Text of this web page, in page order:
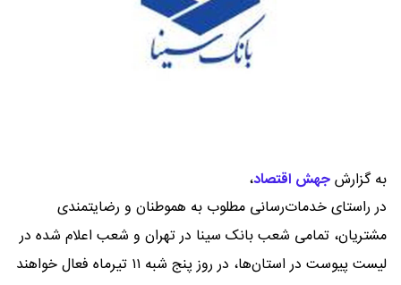
به گزارشجهش اقتصاد،
در راستای خدمات‌رسانی مطلوب به هموطنان و رضایتمندی
مشتریان، تمامی شعب بانک سینا در تهران و شعب اعلام شده در
لیست پیوست در استان‌ها، در روز پنج شبه ۱۱ تیرماه فعال خواهند